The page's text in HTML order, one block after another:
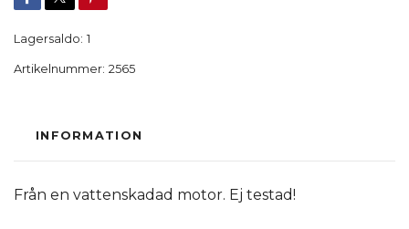
Lagersaldo: 1
Artikelnummer: 2565
INFORMATION
Från en vattenskadad motor. Ej testad!